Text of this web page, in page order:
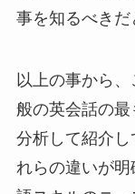
事を知るべきだ
以上の事から
般の英会話の
分析して紹介
れらの違いが